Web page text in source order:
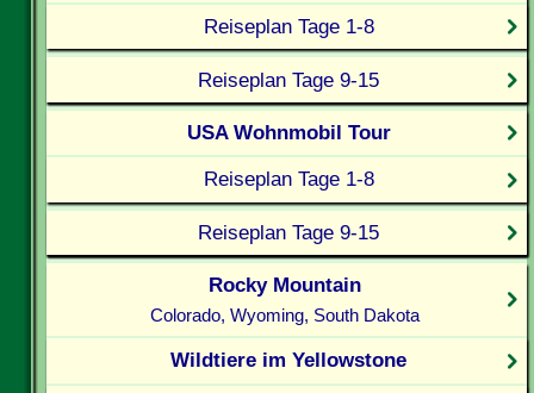
Reiseplan Tage 1-8
Reiseplan Tage 9-15
USA Wohnmobil Tour
Reiseplan Tage 1-8
Reiseplan Tage 9-15
Rocky Mountain
Colorado, Wyoming, South Dakota
Wildtiere im Yellowstone